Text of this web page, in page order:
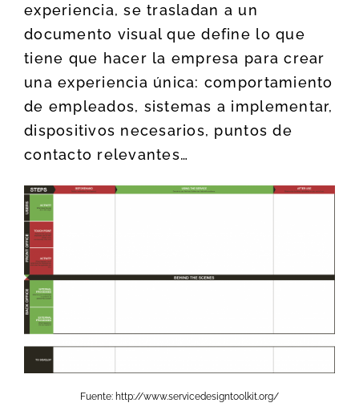
experiencia, se trasladan a un
documento visual que define lo que
tiene que hacer la empresa para crear
una experiencia única: comportamiento
de empleados, sistemas a implementar,
dispositivos necesarios, puntos de
contacto relevantes…
Fuente: http://www.servicedesigntoolkit.org/